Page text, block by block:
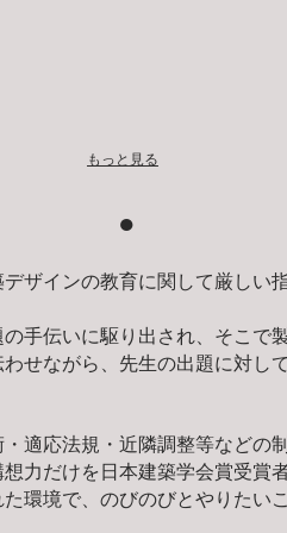
もっと見る
●
ザインの教育に関して厳しい
伝いに駆り出され、そこで
せながら、先生の出題に対し
適応法規・近隣調整等などの
力だけを日本建築学会賞受賞
環境で、のびのびとやりたい